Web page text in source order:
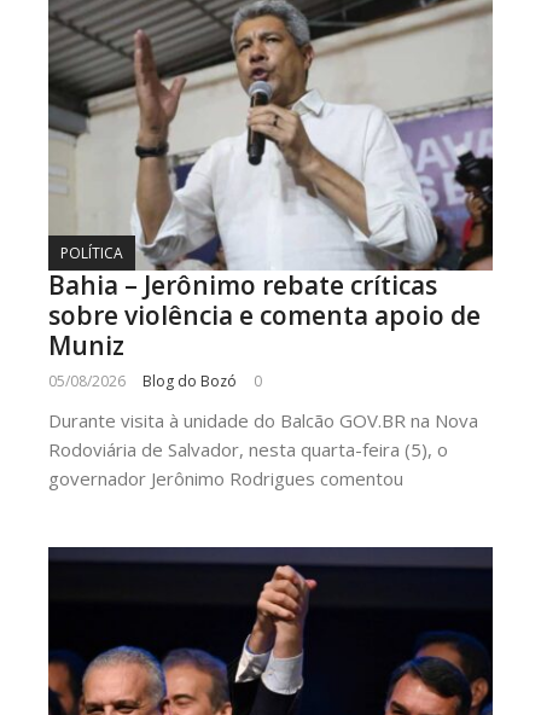
POLÍTICA
Bahia – Jerônimo rebate críticas
sobre violência e comenta apoio de
Muniz
05/08/2026 Blog do Bozó 0
Durante visita à unidade do Balcão GOV.BR na Nova
Rodoviária de Salvador, nesta quarta-feira (5), o
governador Jerônimo Rodrigues comentou